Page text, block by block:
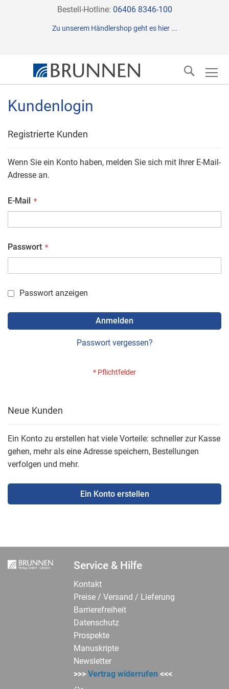
Direkt
Inhalt
Bestell-Hotline: 06406 8346-100
Zu unserem Händlershop geht es hier ...
Suche
Kundenlogin
Registrierte Kunden
Wenn Sie ein Konto haben, melden Sie sich mit Ihrer E-Mail-
Adresse an.
E-Mail
Passwort
Passwort anzeigen
Anmelden
Passwort vergessen?
Neue Kunden
Ein Konto zu erstellen hat viele Vorteile: schneller zur Kasse
gehen, mehr als eine Adresse speichern, Bestellungen
verfolgen und mehr.
Ein Konto erstellen
Service & Hilfe
Kontakt
Preise / Versand / Lieferung
Barrierefreiheit
Datenschutz
Prospekte
Manuskripte
Newsletter
>>>Vertrag widerrufen <<<